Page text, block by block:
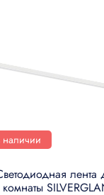
наличии
лента